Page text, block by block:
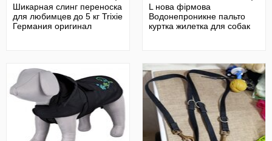
Шикарная слинг переноска
для любимцев до 5 кг Trixie
Германия оригинал
L нова фірмова
Водонепроникне пальто
куртка жилетка для собак